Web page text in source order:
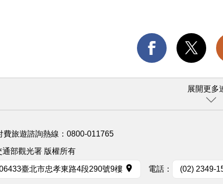
展開更多
費旅遊諮詢熱線： 0800-011765
通部觀光署 版權所有
臺北市忠孝東路4段290號9樓 電話： (02) 2349-